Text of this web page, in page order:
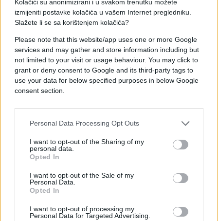
Kolačići su anonimizirani i u svakom trenutku možete
izmijeniti postavke kolačića u vašem Internet pregledniku.
Slažete li se sa korištenjem kolačića?
Please note that this website/app uses one or more Google
services and may gather and store information including but
not limited to your visit or usage behaviour. You may click to
grant or deny consent to Google and its third-party tags to
use your data for below specified purposes in below Google
consent section.
Personal Data Processing Opt Outs
I want to opt-out of the Sharing of my
personal data.
Opted In
I want to opt-out of the Sale of my
Personal Data.
Opted In
I want to opt-out of processing my
Personal Data for Targeted Advertising.
osim da pošteno radim svoj posao i budem glas
naroda koji me bira i ljudi koji žive u BiH. Također,
da budem političar koji će osim bošnjačkom
narodu kojem pripadam biti prihvatljiv i
nebošnjacima ne smatram neuspjehom, nego za
ovu zemlju potrebnom i pozitivnom stanju, na koje
bi svako dobronamjeran morao biti ponosan. Tako
se jedino može izgraditi zemlja za sve nas i tako se
narodima i građanima u BiH.
Deveto, prizemni pokušaji podmetanja vezanih za
Srebrenicu ne zaslužuju nikakav komentar, jer samo
pokazuju dokle su spremni otići autori želeći
odgovornosti za stanje u kojem se nalazi danas i
Srebrenica, ali i cijela BiH. S druge strane takvih
izgubljena na prvim izborima koje je vodio